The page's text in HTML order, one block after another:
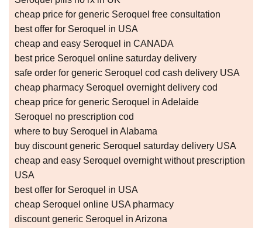
cheap price for generic Seroquel free consultation
best offer for Seroquel in USA
cheap and easy Seroquel in CANADA
best price Seroquel online saturday delivery
safe order for generic Seroquel cod cash delivery USA
cheap pharmacy Seroquel overnight delivery cod
cheap price for generic Seroquel in Adelaide
Seroquel no prescription cod
where to buy Seroquel in Alabama
buy discount generic Seroquel saturday delivery USA
cheap and easy Seroquel overnight without prescription
USA
best offer for Seroquel in USA
cheap Seroquel online USA pharmacy
discount generic Seroquel in Arizona